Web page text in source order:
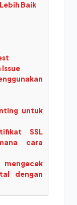
Baik
untuk
SSL
cara
mengecek
dengan